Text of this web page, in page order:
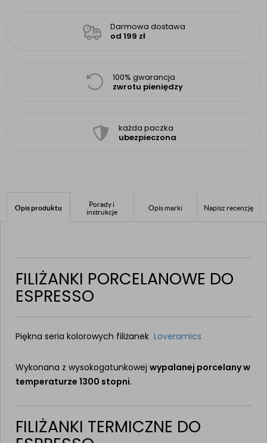
Darmowa dostawa
od 199 zł
100% gwarancja
zwrotu pieniędzy
każda paczka
ubezpieczona
Opis produktu
Porady i
instrukcje
Opis marki Napisz recenzję
FILIŻANKI PORCELANOWE DO
ESPRESSO
Piękna seria kolorowych filiżanek Loveramics
Wykonana z wysokogatunkowej wypalanej porcelany w
temperaturze 1300 stopni.
FILIŻANKI TERMICZNE DO